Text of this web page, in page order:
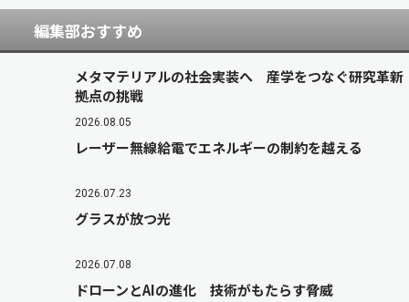
編集部おすすめ
メタマテリアルの社会実装へ 産学をつなぐ研究革新
拠点の挑戦
2026.08.05
レーザー無線給電でエネルギーの制約を越える
2026.07.23
グラスが放つ光
2026.07.08
ドローンとAIの進化 技術がもたらす脅威